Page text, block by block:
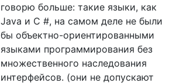
говорю больше: такие языки, как
Java и C #, на самом деле не были
бы объектно-ориентированными
языками программирования без
множественного наследования
интерфейсов. (они не допускают